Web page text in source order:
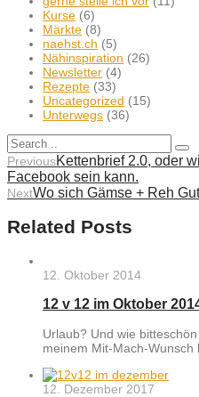
Kurse (6)
Märkte (8)
naehst.ch (5)
Nähinspiration (26)
Newsletter (4)
Rezepte (33)
Uncategorized (15)
Unterwegs (36)
PreviousKettenbrief 2.0, oder
Facebook sein kann.
NextWo sich Gämse + Reh
Related Posts
12. Oktober 2014
12 v 12 im Oktober
Urlaub? Und wie
meinem Mit-Mach-Wunsch
12. Dezember 2017